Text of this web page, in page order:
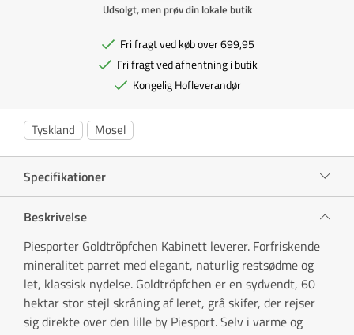
Udsolgt, men prøv din lokale butik
Fri fragt ved køb over 699,95
Fri fragt ved afhentning i butik
Kongelig Hofleverandør
Tyskland Mosel
Specifikationer
Beskrivelse
Piesporter Goldtröpfchen Kabinett leverer. Forfriskende
mineralitet parret med elegant, naturlig restsødme og
let, klassisk nydelse. Goldtröpfchen er en sydvendt, 60
hektar stor stejl skråning af leret, grå skifer, der rejser
sig direkte over den lille by Piesport. Selv i varme og